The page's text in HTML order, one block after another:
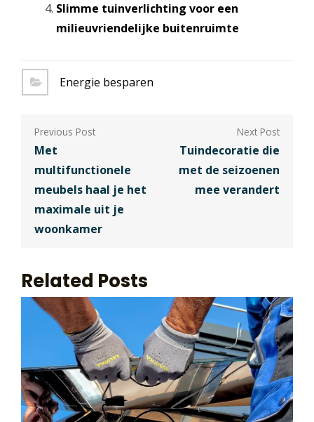
Slimme tuinverlichting voor een
milieuvriendelijke buitenruimte
Energie besparen
Berichtnavigatie
Met
multifunctionele
meubels haal je het
maximale uit je
woonkamer
Tuindecoratie die
met de seizoenen
mee verandert
Related Posts